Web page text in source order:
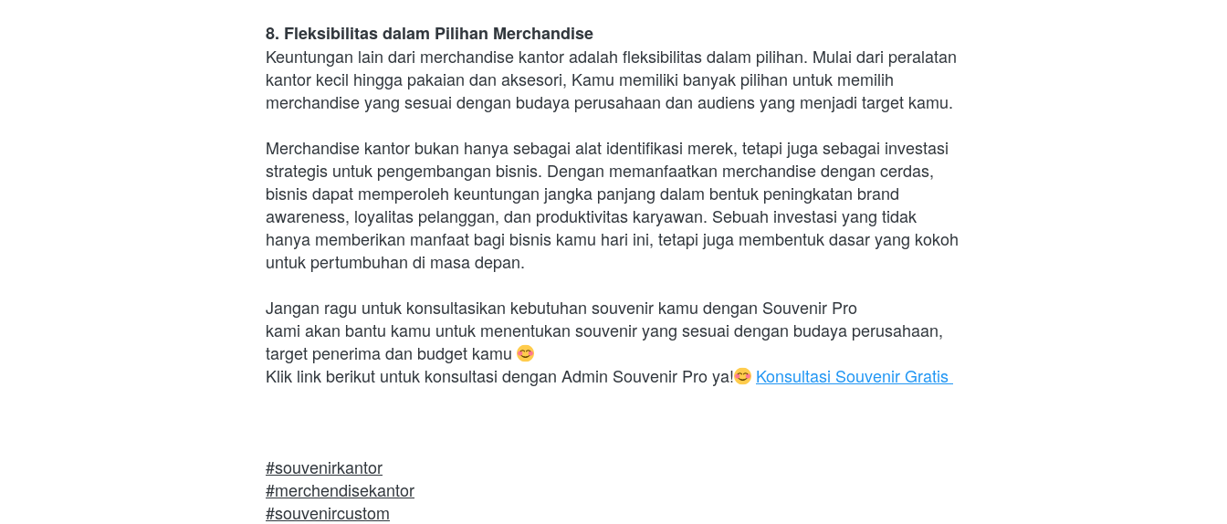
8. Fleksibilitas dalam Pilihan Merchandise
Keuntungan lain dari merchandise kantor adalah fleksibilitas dalam pilihan. Mulai dari peralatan
kantor kecil hingga pakaian dan aksesori, Kamu memiliki banyak pilihan untuk memilih
merchandise yang sesuai dengan budaya perusahaan dan audiens yang menjadi target kamu.
Merchandise kantor bukan hanya sebagai alat identifikasi merek, tetapi juga sebagai investasi
strategis untuk pengembangan bisnis. Dengan memanfaatkan merchandise dengan cerdas,
bisnis dapat memperoleh keuntungan jangka panjang dalam bentuk peningkatan brand
awareness, loyalitas pelanggan, dan produktivitas karyawan. Sebuah investasi yang tidak
hanya memberikan manfaat bagi bisnis kamu hari ini, tetapi juga membentuk dasar yang kokoh
untuk pertumbuhan di masa depan.
Jangan ragu untuk konsultasikan kebutuhan souvenir kamu dengan Souvenir Pro
kami akan bantu kamu untuk menentukan souvenir yang sesuai dengan budaya perusahaan,
target penerima dan budget kamu
Klik link berikut untuk konsultasi dengan Admin Souvenir Pro ya!
Konsultasi Souvenir Gratis
#souvenirkantor
#merchendisekantor
#souvenircustom